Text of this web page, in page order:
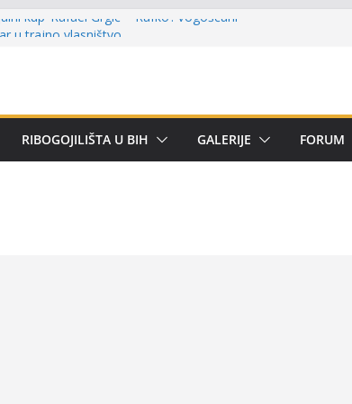
kup ‘Rafael Grgić – Rafko’: Vogošćani
ligi SRS BiH u disciplini ‘Lov šarana
RIBOGOJILIŠTA U BIH GALERIJE FORUM